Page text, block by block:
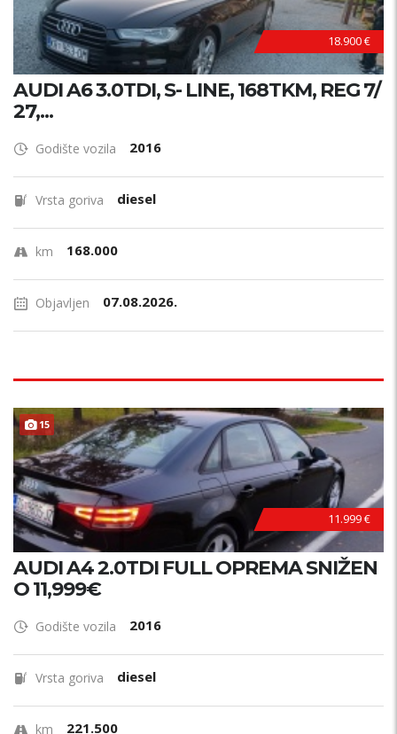
18.900 €
AUDI A6 3.0TDI, S- LINE, 168TKM, REG 7/
27,...
Godište vozila 2016
Vrsta goriva diesel
km 168.000
Objavljen 07.08.2026.
15
11.999 €
AUDI A4 2.0TDI FULL OPREMA SNIŽEN
O 11,999€
Godište vozila 2016
Vrsta goriva diesel
km 221.500